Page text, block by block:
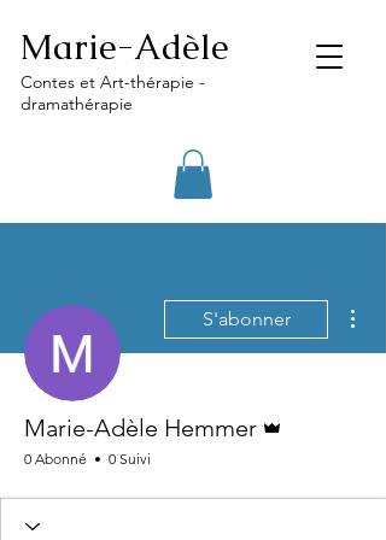
Marie-Adèle
Contes et Art-thérapie -
dramathérapie
S'abonner
Marie-Adèle Hemmer
0 Abonné 0 Suivi